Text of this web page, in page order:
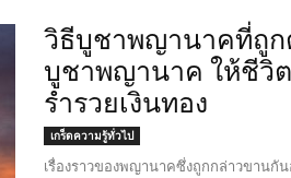
วิธีบูชาพญานาคที่ถูก
บูชาพญานาค ให้ชีวิต
ร่ำรวยเงินทอง
เกร็ดความรู้ทั่วไป
เรื่องราวของพญานาคซึ่งถูกกล่าวขานกั